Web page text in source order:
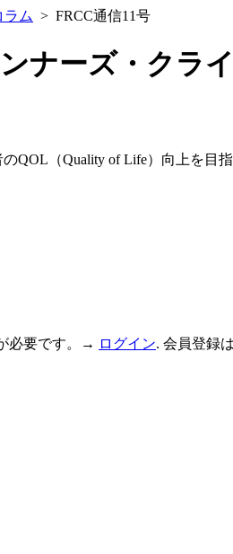
ラム > FRCC通信11号
ナーズ・クラ
QOL（Quality of Life）向上を目指
必要です。→ ログイン. 会員登録